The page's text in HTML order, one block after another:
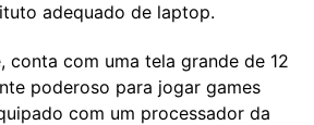
adequado de laptop.
conta com uma tela grande de 12
poderoso para jogar games
com um processador da